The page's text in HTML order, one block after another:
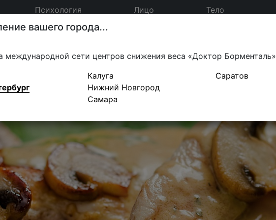
Психология Лицо Тело
вашего города...
международной сети центров снижения веса «Доктор Борменталь»
Калуга
Нижний Новгород
Самара
Саратов